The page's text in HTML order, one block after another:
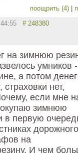
поощрить (4)
# 248380
на зимнюю
умников -
а потом
страховки нет,
если мне
зимнюю
в первую
дорожного
на
И чем